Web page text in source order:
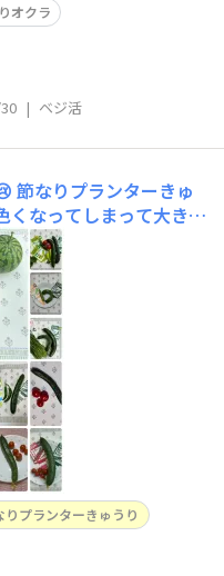
オクラ
| ベジ活
節なりプランターきゅ
くなってしまって大きく
れで終了ですね😢始め
かと思ったんですがなん
た👍✨きゅうりってこん
てもらいたくさん食べ
りプランターきゅうり